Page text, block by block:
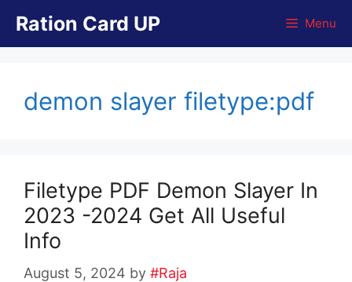
content
Ration Card UP Menu
demon slayer filetype:pdf
Filetype PDF Demon Slayer In
2023 -2024 Get All Useful
Info
August 5, 2024 by #Raja